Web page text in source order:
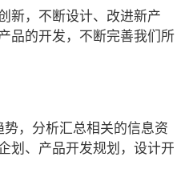
新，不断设计、改进新产
品的开发，不断完善我们所
，分析汇总相关的信息资
划、产品开发规划，设计开